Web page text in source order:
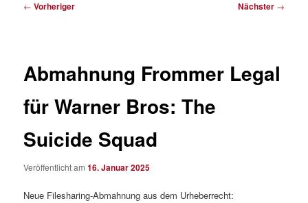
Beitragsnavigation
← Vorheriger Nächster →
Abmahnung Frommer Legal
für Warner Bros: The
Suicide Squad
Veröffentlicht am16. Januar 2025
Neue Filesharing-Abmahnung aus dem Urheberrecht: